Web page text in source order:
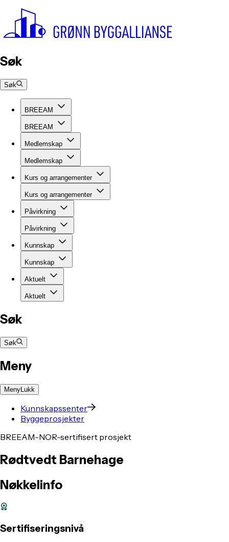
Søk
Søk
BREEAM
BREEAM
Medlemskap
Medlemskap
Kurs og arrangementer
Kurs og arrangementer
Påvirkning
Påvirkning
Kunnskap
Kunnskap
Aktuelt
Aktuelt
Søk
Søk
Meny
MenyLukk
Kunnskapssenter
Byggeprosjekter
BREEAM-NOR-sertifisert prosjekt
Rødtvedt Barnehage
Nøkkelinfo
Sertifiseringsnivå